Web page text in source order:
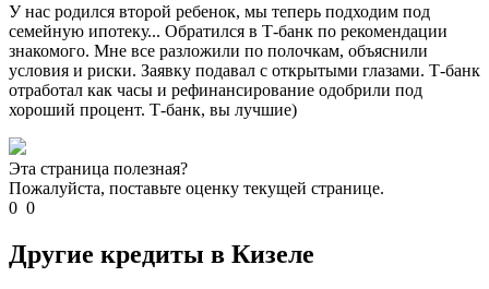
У нас родился второй ребенок, мы теперь подходим под
семейную ипотеку... Обратился в Т-банк по рекомендации
знакомого. Мне все разложили по полочкам, объяснили
условия и риски. Заявку подавал с открытыми глазами. Т-банк
отработал как часы и рефинансирование одобрили под
хороший процент. Т-банк, вы лучшие)
Эта страница полезная?
Пожалуйста, поставьте оценку текущей странице.
0 0
Другие кредиты в Кизеле